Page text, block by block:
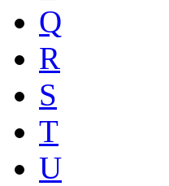
Q
R
S
T
U